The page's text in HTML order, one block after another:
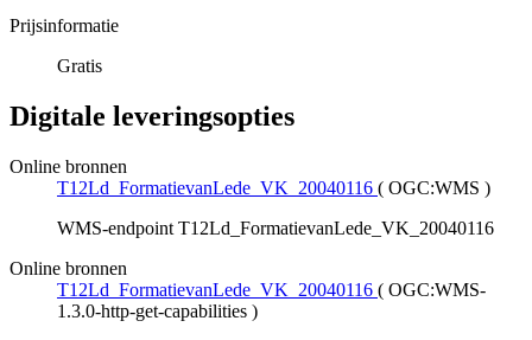
Prijsinformatie
Gratis
Digitale leveringsopties
Online bronnen
T12Ld_FormatievanLede_VK_20040116 ( OGC:WMS )
WMS-endpoint T12Ld_FormatievanLede_VK_20040116
Online bronnen
T12Ld_FormatievanLede_VK_20040116 ( OGC:WMS-
1.3.0-http-get-capabilities )